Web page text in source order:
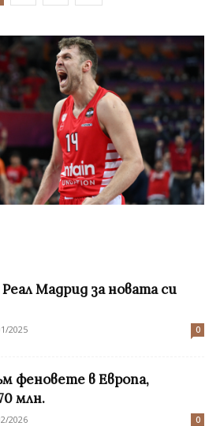
Мадрид за новата си
2025 0
феновете в Европа,
млн.
2026 0